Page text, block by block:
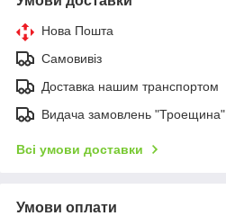
Нова Пошта
Самовивіз
Доставка нашим транспортом
Видача замовлень "Троещина"
Всі умови доставки
Умови оплати